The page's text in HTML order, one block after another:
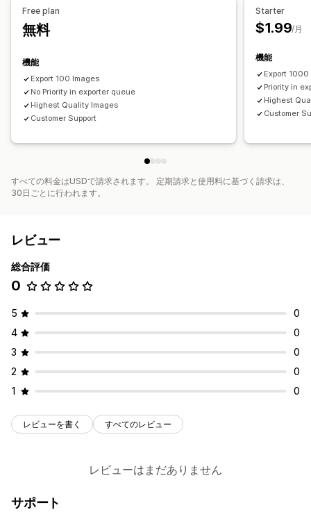
Free plan
無料
機能
Export 100 Images
No Priority in exporter queue
Highest Quality Images
Customer Support
Starter
$1.99/月
機能
Export
Priority in
Highest
Customer
すべての料金はUSDで請求されます。 定期請求と使用料に基づく請求は、
30日ごとに行われます。
レビュー
総合評価
0
5
0
4
0
3
0
2
0
1
0
レビューを書く すべてのレビュー
レビューはまだありません
サポート